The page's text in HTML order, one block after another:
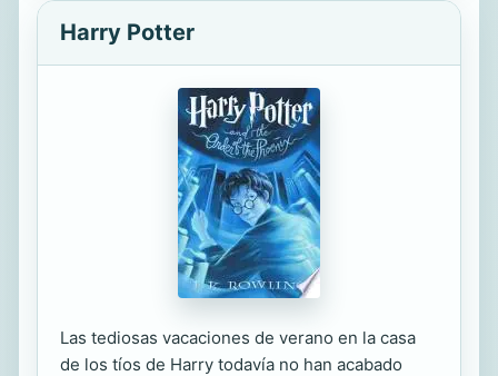
Harry Potter
Las tediosas vacaciones de verano en la casa
de los tíos de Harry todavía no han acabado